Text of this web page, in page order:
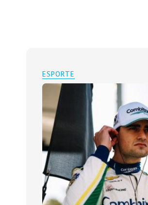
ESPORTE